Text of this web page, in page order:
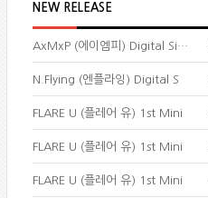
NEW RELEASE
AxMxP (에이엠피) Digital Sing
N.Flying (엔플라잉) Digital S
FLARE U (플레어 유) 1st Mini
FLARE U (플레어 유) 1st Mini
FLARE U (플레어 유) 1st Mini